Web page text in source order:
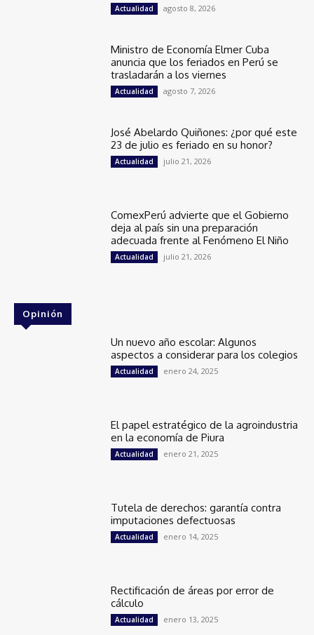
Actualidad agosto 8, 2026
Ministro de Economía Elmer Cuba
anuncia que los feriados en Perú se
trasladarán a los viernes
Actualidad agosto 7, 2026
José Abelardo Quiñones: ¿por qué este
23 de julio es feriado en su honor?
Actualidad julio 21, 2026
ComexPerú advierte que el Gobierno
deja al país sin una preparación
adecuada frente al Fenómeno El Niño
Actualidad julio 21, 2026
Opinión
Un nuevo año escolar: Algunos
aspectos a considerar para los colegios
Actualidad enero 24, 2025
El papel estratégico de la agroindustria
en la economía de Piura
Actualidad enero 21, 2025
Tutela de derechos: garantía contra
imputaciones defectuosas
Actualidad enero 14, 2025
Rectificación de áreas por error de
cálculo
Actualidad enero 13, 2025